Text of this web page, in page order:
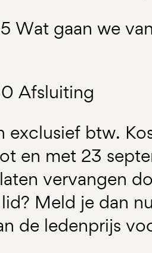
Wat gaan we
Afsluiting
exclusief btw.
en met 23
vervangen
Meld je dan
de ledenprijs